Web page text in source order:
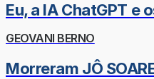
Eu, a IA ChatGPT e
GEOVANI BERNO
Morreram JÔ